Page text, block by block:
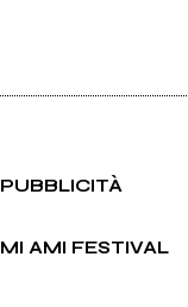
PUBBLICITÀ
MI AMI FESTIVAL